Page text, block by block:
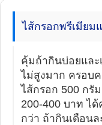
ไส้กรอกพรีเมียม
คุ้มถ้ากินบ่อยและ
ไม่สูงมาก ครอบ
ไส้กรอก 500 กรั
200-400 บาท ไ
กว่า ถ้ากินเดือนล